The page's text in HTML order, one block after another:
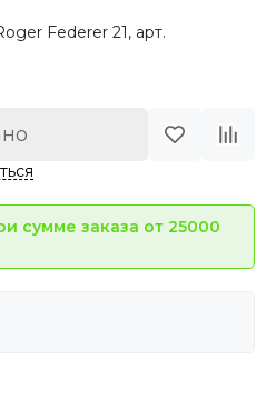
Federer 21, арт.
сумме заказа от 25000